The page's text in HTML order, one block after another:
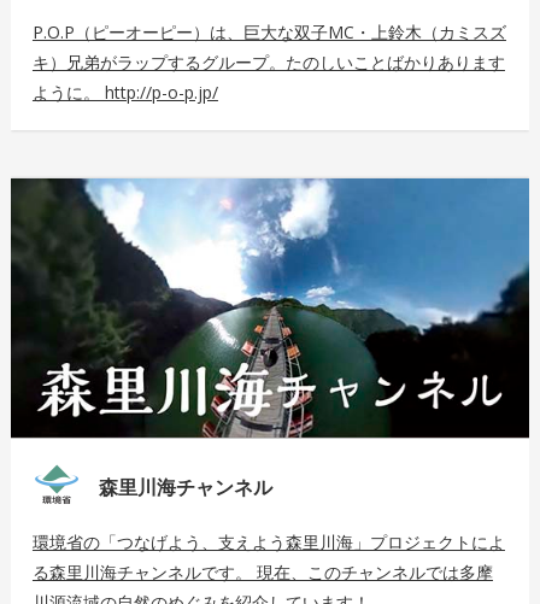
P.O.P（ピーオーピー）は、巨大な双子MC・上鈴木（カミスズ
キ）兄弟がラップするグループ。たのしいことばかりあります
ように。 http://p-o-p.jp/
森里川海チャンネル
環境省の「つなげよう、支えよう森里川海」プロジェクトによ
る森里川海チャンネルです。 現在、このチャンネルでは多摩